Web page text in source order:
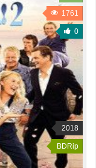
1761
0
2018
BDRip